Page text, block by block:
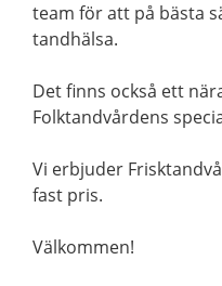
team för att på bästa
tandhälsa.
Det finns också ett
Folktandvårdens
Vi erbjuder
fast pris.
Välkommen!